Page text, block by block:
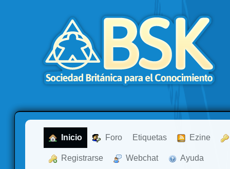
Inicio Foro Etiquetas Ezine
Registrarse Webchat Ayuda